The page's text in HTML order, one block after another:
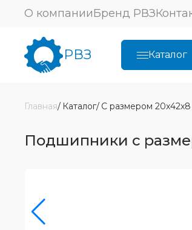
О компанииБренд РВЗ
РВЗ Каталог
Главная Каталог С размером
Подшипники с